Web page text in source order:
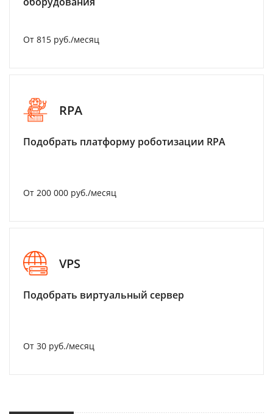
От 815 руб./месяц
RPA
Подобрать платформу роботизации RPA
От 200 000 руб./месяц
VPS
Подобрать виртуальный сервер
От 30 руб./месяц